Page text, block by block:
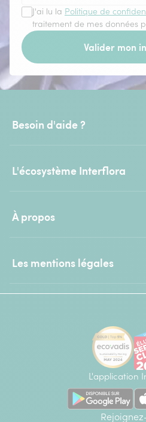
J'ai lu la Politique de
traitement de mes données
Valider mon
Besoin d'aide ?
L'écosystème Interflora
À propos
Les mentions légales
L'application